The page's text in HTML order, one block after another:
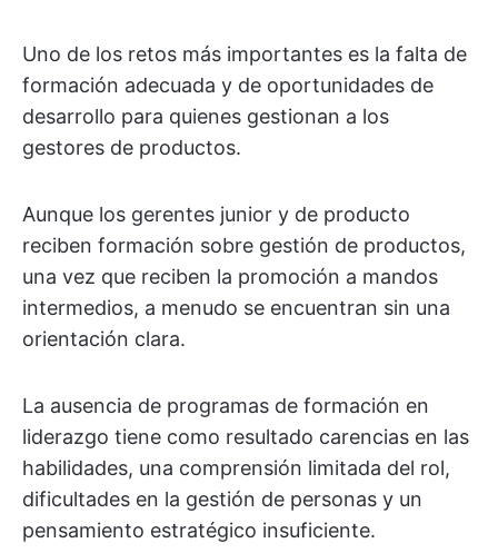
Uno de los retos más importantes es la falta de
formación adecuada y de oportunidades de
desarrollo para quienes gestionan a los
gestores de productos.
Aunque los gerentes junior y de producto
reciben formación sobre gestión de productos,
una vez que reciben la promoción a mandos
intermedios, a menudo se encuentran sin una
orientación clara.
La ausencia de programas de formación en
liderazgo tiene como resultado carencias en las
habilidades, una comprensión limitada del rol,
dificultades en la gestión de personas y un
pensamiento estratégico insuficiente.